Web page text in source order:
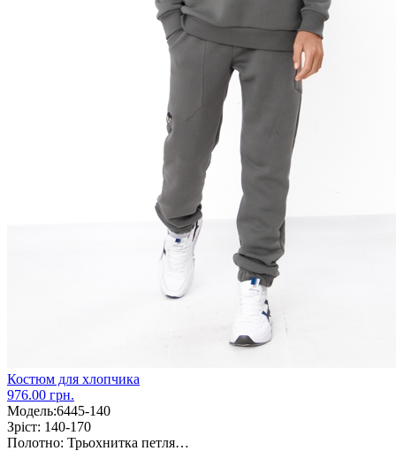
Костюм для хлопчика
976.00 грн.
Модель:6445-140
Зріст: 140-170
Полотно: Трьохнитка петля…